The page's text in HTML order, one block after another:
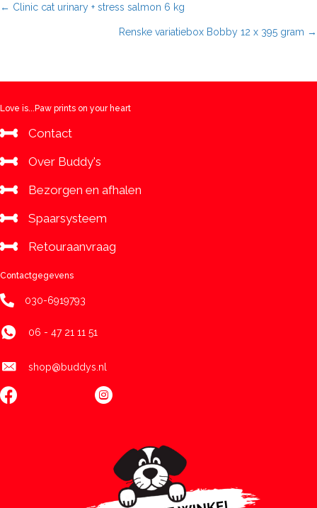
Posts
← Clinic cat urinary + stress salmon 6 kg
Renske variatiebox Bobby 12 x 395 gram →
Love is...Paw prints on your heart
Contact
Over Buddy's
Bezorgen en afhalen
Spaarsysteem
Retouraanvraag
Contactgegevens
030-6919793
06 - 47 21 11 51
shop@buddys.nl